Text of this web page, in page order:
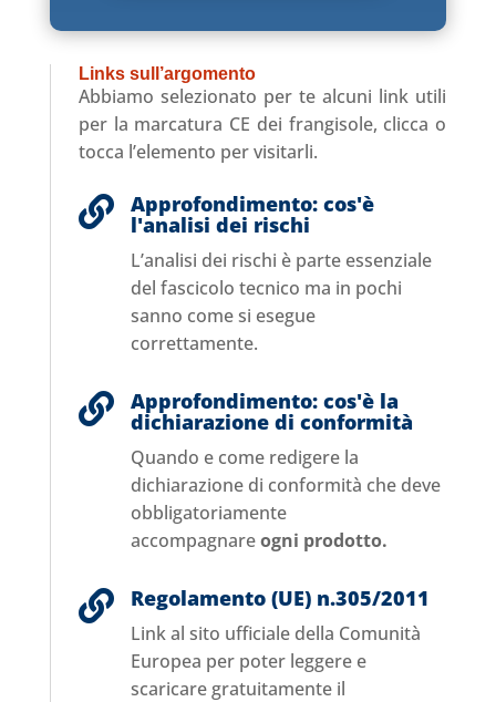
Links sull’argomento
Abbiamo selezionato per te alcuni link utili
per la marcatura CE dei frangisole, clicca o
tocca l’elemento per visitarli.
 Approfondimento: cos'è
l'analisi dei rischi
L’analisi dei rischi è parte essenziale
del fascicolo tecnico ma in pochi
sanno come si esegue
correttamente.
 Approfondimento: cos'è la
dichiarazione di conformità
Quando e come redigere la
dichiarazione di conformità che deve
obbligatoriamente
accompagnareogni prodotto.
 Regolamento (UE) n.305/2011
Link al sito ufficiale della Comunità
Europea per poter leggere e
scaricare gratuitamente il